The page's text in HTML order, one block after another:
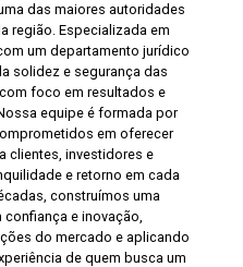
das maiores autoridades
região. Especializada em
um departamento jurídico
solidez e segurança das
foco em resultados e
equipe é formada por
em oferecer
clientes, investidores e
e retorno em cada
construímos uma
e inovação,
do mercado e aplicando
de quem busca um